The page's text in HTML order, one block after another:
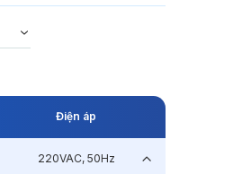
Điện áp
220VAC, 50Hz